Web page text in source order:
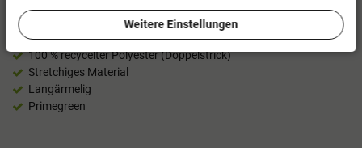
Schmal geschnitten
V-Ausschnitt
100 % recycelter Polyester (Doppelstrick)
Stretchiges Material
Langärmelig
Primegreen
Weitere Einstellungen